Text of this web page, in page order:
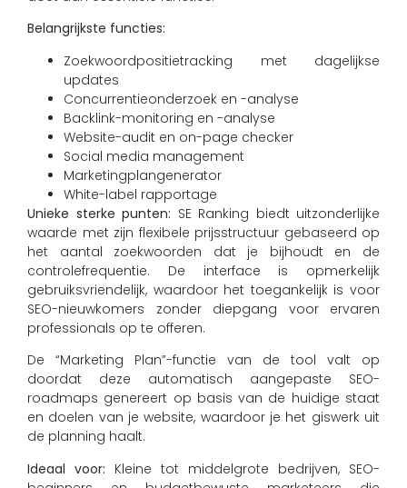
Belangrijkste functies:
Zoekwoordpositietracking met dagelijkse
updates
Concurrentieonderzoek en -analyse
Backlink-monitoring en -analyse
Website-audit en on-page checker
Social media management
Marketingplangenerator
White-label rapportage
Unieke sterke punten: SE Ranking biedt uitzonderlijke
waarde met zijn flexibele prijsstructuur gebaseerd op
het aantal zoekwoorden dat je bijhoudt en de
controlefrequentie. De interface is opmerkelijk
gebruiksvriendelijk, waardoor het toegankelijk is voor
SEO-nieuwkomers zonder diepgang voor ervaren
professionals op te offeren.
De “Marketing Plan”-functie van de tool valt op
doordat deze automatisch aangepaste SEO-
roadmaps genereert op basis van de huidige staat
en doelen van je website, waardoor je het giswerk uit
de planning haalt.
Ideaal voor: Kleine tot middelgrote bedrijven, SEO-